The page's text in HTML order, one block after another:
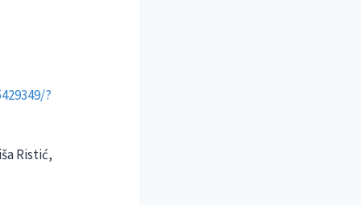
?
Ristić,